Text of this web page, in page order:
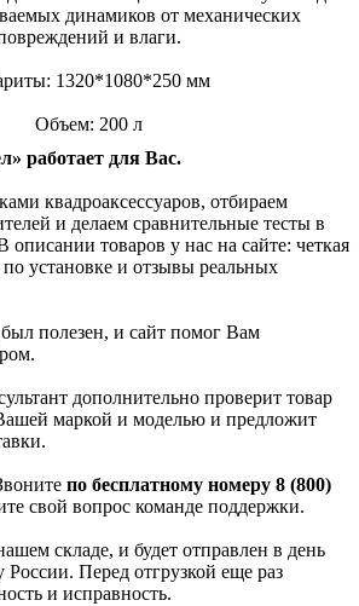
динамиков от механических
и влаги.
1320*1080*250 мм
Объем: 200 л
работает для Вас.
квадроаксессуаров, отбираем
и делаем сравнительные тесты в
описании товаров у нас на сайте: четкая
установке и отзывы реальных
полезен, и сайт помог Вам
дополнительно проверит товар
маркой и моделью и предложит
по бесплатному номеру 8 (800)
свой вопрос команде поддержки.
складе, и будет отправлен в день
России. Перед отгрузкой еще раз
и исправность.